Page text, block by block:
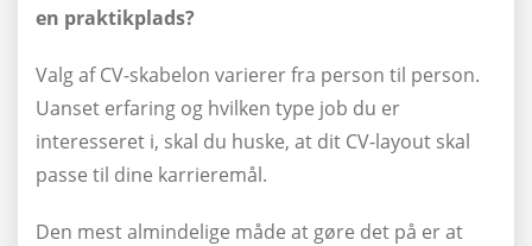
en praktikplads?
Valg af CV-skabelon varierer fra person til person.
Uanset erfaring og hvilken type job du er
interesseret i, skal du huske, at dit CV-layout skal
passe til dine karrieremål.
Den mest almindelige måde at gøre det på er at